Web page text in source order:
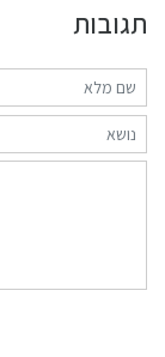
תגובות